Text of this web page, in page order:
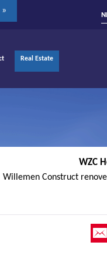
Real Estate
WZC
Willemen Construct